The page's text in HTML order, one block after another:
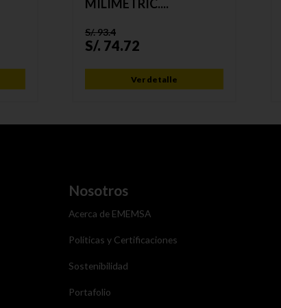
MILIMÉTRIC....
S/.93.4
S/. 74.72
Ver detalle
Nosotros
Acerca de EMEMSA
Políticas y Certificaciones
Sostenibilidad
Portafolio